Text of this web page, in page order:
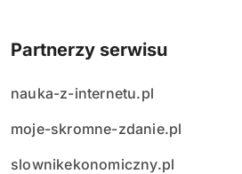
Partnerzy serwisu
nauka-z-internetu.pl
moje-skromne-zdanie.pl
slownikekonomiczny.pl